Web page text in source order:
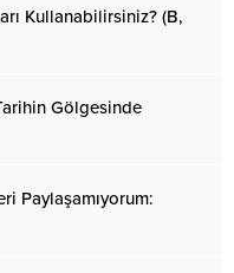
Kullanabilirsiniz? (B,
Gölgesinde
Paylaşamıyorum: